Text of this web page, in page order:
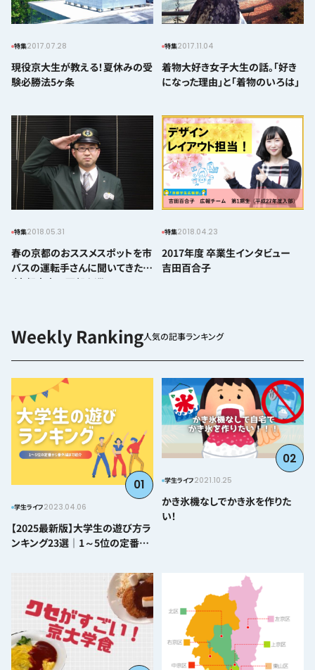
特集2017.07.28
現役京大生が教える！夏休みの受
験必勝法5ヶ条
特集2017.11.04
着物大好き女子大生の話。「好き
になった理由」と「着物のいろは」
特集2018.05.31
春の京都のおススメスポットを市
バスの運転手さんに聞いてきた！
（京都市内の西部を巡るコース
特集2018.04.23
2017年度 卒業生インタビュー
吉田百合子
人気の記事ランキング
01
学生ライフ2023.04.06
【2025最新版】大学生の遊び方ラ
ンキング23選｜1～5位の定番か
02
学生ライフ2021.10.25
かき氷機なしでかき氷を作りた
い！